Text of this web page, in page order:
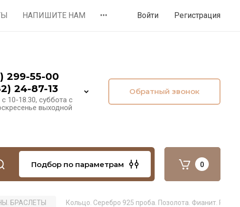
НАПИШИТЕ НАМ ••• Войти Регистрация
299-55-00
24-87-13
10-18.30, суббота с
выходной
Обратный звонок
Подбор по параметрам 0
БРАСЛЕТЫ Кольцо. Серебро 925 проба. Позолота. Фианит.